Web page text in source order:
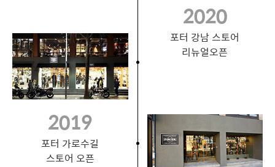
2019
포터 가로수길
스토어 오픈
2020
포터 강남 스토어
리뉴얼오픈